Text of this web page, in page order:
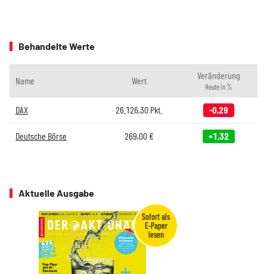
Behandelte Werte
Name Wert Veränderung
Heute in %
DAX 26.126,30 Pkt. -0,29
Deutsche Börse 269,00€ +1,32
Aktuelle Ausgabe